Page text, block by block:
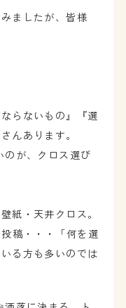
ましたが、皆様
らないもの』『選
さんあります。
のが、クロス選び
紙・天井クロス。
稿・・・「何を選
る方も多いのでは